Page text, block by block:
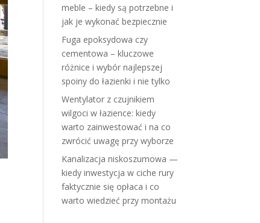
meble – kiedy są potrzebne i
jak je wykonać bezpiecznie
Fuga epoksydowa czy
cementowa – kluczowe
różnice i wybór najlepszej
spoiny do łazienki i nie tylko
Wentylator z czujnikiem
wilgoci w łazience: kiedy
warto zainwestować i na co
zwrócić uwagę przy wyborze
Kanalizacja niskoszumowa —
kiedy inwestycja w ciche rury
faktycznie się opłaca i co
warto wiedzieć przy montażu